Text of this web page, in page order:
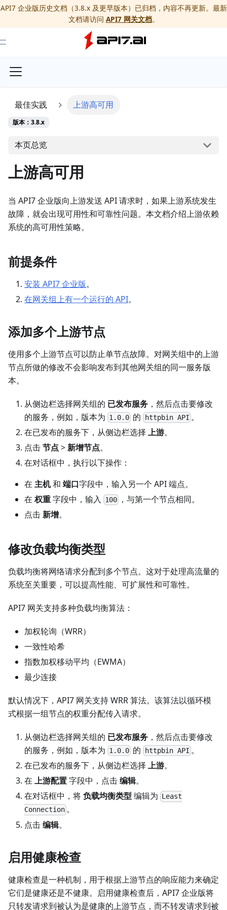
API7 企业版历史文档（3.8.x 及更早版本）已归档，内容不再更新。最新
文档请访问 API7 网关文档。
Toggle Menu
最佳实践 上游高可用
版本：3.8.x
本页总览
上游高可用
当 API7 企业版向上游发送 API 请求时，如果上游系统发生
故障，就会出现可用性和可靠性问题。本文档介绍上游依赖
系统的高可用性策略。
前提条件
安装 API7 企业版。
在网关组上有一个运行的 API。
添加多个上游节点
使用多个上游节点可以防止单节点故障。对网关组中的上游
节点所做的修改不会影响发布到其他网关组的同一服务版
本。
从侧边栏选择网关组的 已发布服务 ，然后点击要修改
的服务，例如，版本为 1.0.0 的 httpbin API 。
在已发布的服务下，从侧边栏选择 上游。
点击节点 >新增节点。
在对话框中，执行以下操作：
在 主机和 端口字段中，输入另一个 API 端点。
在权重字段中，输入 100
，与第一个节点相同。
点击新增。
修改负载均衡类型
负载均衡将网络请求分配到多个节点。这对于处理高流量的
系统至关重要，可以提高性能、可扩展性和可靠性。
API7 网关支持多种负载均衡算法：
加权轮询（WRR）
一致性哈希
指数加权移动平均（EWMA）
最少连接
默认情况下，API7 网关支持 WRR 算法。该算法以循环模
式根据一组节点的权重分配传入请求。
从侧边栏选择网关组的 已发布服务 ，然后点击要修改
的服务，例如，版本为 1.0.0 的 httpbin API 。
在已发布的服务下，从侧边栏选择 上游。
在 上游配置字段中，点击编辑。
在对话框中，将负载均衡类型 编辑为 Least
Connection 。
点击编辑。
启用健康检查
健康检查是一种机制，用于根据上游节点的响应能力来确定
它们是健康还是不健康。启用健康检查后，API7 企业版将
只转发请求到被认为是健康的上游节点，而不转发请求到被